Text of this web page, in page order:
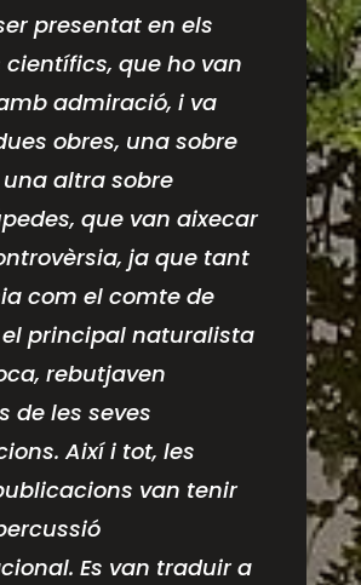
presentat en els
científics, que ho van
admiració, i va
obres, una sobre
altra sobre
que van aixecar
ja que tant
com el comte de
el principal naturalista
rebutjaven
de les seves
Així i tot, les
van tenir
Es van traduir a